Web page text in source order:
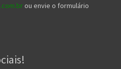
ou envie o formulário